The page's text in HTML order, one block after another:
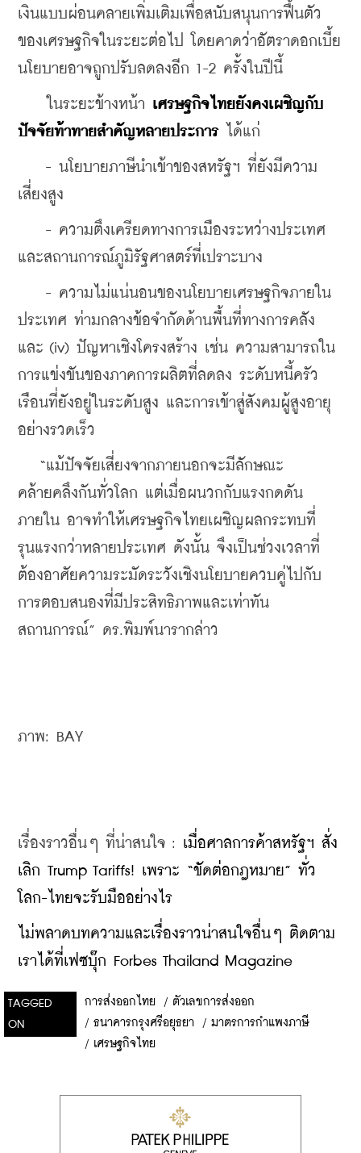
เงินแบบผ่อนคลายเพิ่มเติมเพื่อสนับสนุนการฟื้นตัว
ของเศรษฐกิจในระยะต่อไป โดยคาดว่าอัตราดอกเบี้ย
นโยบายอาจถูกปรับลดลงอีก 1-2 ครั้งในปีนี้
ในระยะข้างหน้า เศรษฐกิจไทยยังคงเผชิญกับ
ปัจจัยท้าทายสำคัญหลายประการ ได้แก่
- นโยบายภาษีนำเข้าของสหรัฐฯ ที่ยังมีความ
เสี่ยงสูง
- ความตึงเครียดทางการเมืองระหว่างประเทศ
และสถานการณ์ภูมิรัฐศาสตร์ที่เปราะบาง
- ความไม่แน่นอนของนโยบายเศรษฐกิจภายใน
ประเทศ ท่ามกลางข้อจำกัดด้านพื้นที่ทางการคลัง
และ (iv) ปัญหาเชิงโครงสร้าง เช่น ความสามารถใน
การแข่งขันของภาคการผลิตที่ลดลง ระดับหนี้ครัว
เรือนที่ยังอยู่ในระดับสูง และการเข้าสู่สังคมผู้สูงอายุ
อย่างรวดเร็ว
“แม้ปัจจัยเสี่ยงจากภายนอกจะมีลักษณะ
คล้ายคลึงกันทั่วโลก แต่เมื่อผนวกกับแรงกดดัน
ภายใน อาจทำให้เศรษฐกิจไทยเผชิญผลกระทบที่
รุนแรงกว่าหลายประเทศ ดังนั้น จึงเป็นช่วงเวลาที่
ต้องอาศัยความระมัดระวังเชิงนโยบายควบคู่ไปกับ
การตอบสนองที่มีประสิทธิภาพและเท่าทัน
สถานการณ์” ดร.พิมพ์นารากล่าว
ภาพ: BAY
เรื่องราวอื่นๆ ที่น่าสนใจ : เมื่อศาลการค้าสหรัฐฯ สั่ง
เลิก Trump Tariffs! เพราะ “ขัดต่อกฎหมาย” ทั่ว
โลก-ไทยจะรับมืออย่างไร
ไม่พลาดบทความและเรื่องราวน่าสนใจอื่นๆ ติดตาม
เราได้ที่เฟซบุ๊ก Forbes Thailand Magazine
TAGGED
ON
การส่งออกไทย / ตัวเลขการส่งออก
/ ธนาคารกรุงศรีอยุธยา / มาตรการกำแพงภาษี
/ เศรษฐกิจไทย